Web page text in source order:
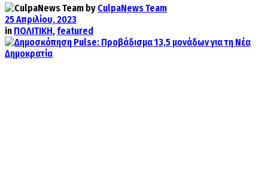
by CulpaNews Team
25 Απριλίου, 2023
in ΠΟΛΙΤΙΚΗ, featured